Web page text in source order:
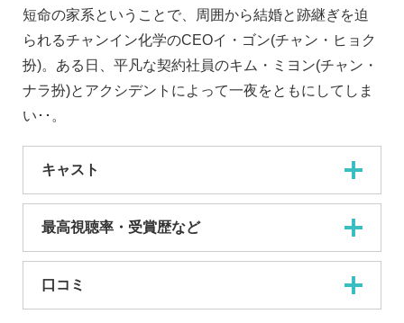
短命の家系ということで、周囲から結婚と跡継ぎを迫
られるチャンイン化学のCEOイ・ゴン(チャン・ヒョク
扮)。ある日、平凡な契約社員のキム・ミヨン(チャン・
ナラ扮)とアクシデントによって一夜をともにしてしま
い･･。
キャスト
最高視聴率・受賞歴など
口コミ